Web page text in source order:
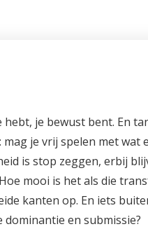
je bewust bent. En
je vrij spelen met wat
is stop zeggen, erbij
mooi is het als die
kanten op. En iets
en submissie?